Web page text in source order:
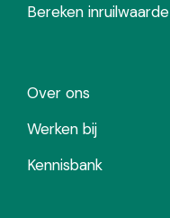
Bereken inruilwaarde
Over ons
Werken bij
Kennisbank